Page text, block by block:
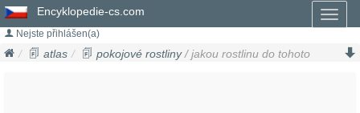
Encyklopedie-cs.com
Nejste přihlášen(a)
atlas pokojové rostliny/ jakou rostlinu do tohoto